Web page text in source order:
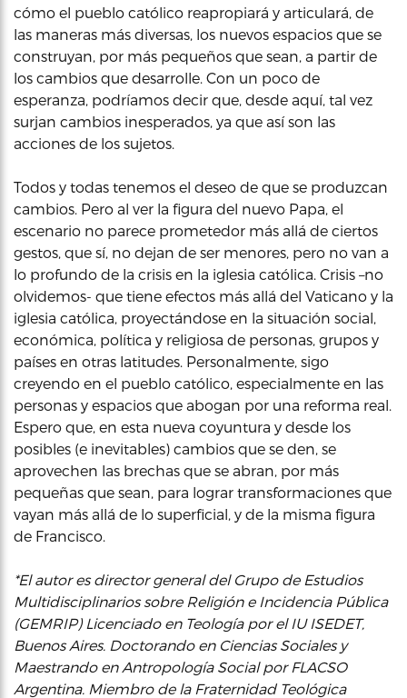
cómo el pueblo católico reapropiará y articulará, de
las maneras más diversas, los nuevos espacios que se
construyan, por más pequeños que sean, a partir de
los cambios que desarrolle. Con un poco de
esperanza, podríamos decir que, desde aquí, tal vez
surjan cambios inesperados, ya que así son las
acciones de los sujetos.
Todos y todas tenemos el deseo de que se produzcan
cambios. Pero al ver la figura del nuevo Papa, el
escenario no parece prometedor más allá de ciertos
gestos, que sí, no dejan de ser menores, pero no van a
lo profundo de la crisis en la iglesia católica. Crisis –no
olvidemos- que tiene efectos más allá del Vaticano y la
iglesia católica, proyectándose en la situación social,
económica, política y religiosa de personas, grupos y
países en otras latitudes. Personalmente, sigo
creyendo en el pueblo católico, especialmente en las
personas y espacios que abogan por una reforma real.
Espero que, en esta nueva coyuntura y desde los
posibles (e inevitables) cambios que se den, se
aprovechen las brechas que se abran, por más
pequeñas que sean, para lograr transformaciones que
vayan más allá de lo superficial, y de la misma figura
de Francisco.
*El autor es director general del Grupo de Estudios
Multidisciplinarios sobre Religión e Incidencia Pública
(GEMRIP) Licenciado en Teología por el IU ISEDET,
Buenos Aires. Doctorando en Ciencias Sociales y
Maestrando en Antropología Social por FLACSO
Argentina. Miembro de la Fraternidad Teológica